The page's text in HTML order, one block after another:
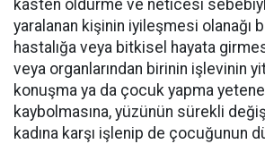
kasten öldürme ve neticesi
yaralanan kişinin iyileşmesi olanağı
hastalığa veya bitkisel hayata
veya organlarından birinin işlevinin
konuşma ya da çocuk yapma
kaybolmasına, yüzünün sürekli
kadına karşı işlenip de çocuğunun